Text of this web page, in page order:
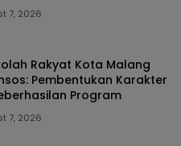
7, 2026
Rakyat Kota Malang
Pembentukan Karakter
Program
7, 2026